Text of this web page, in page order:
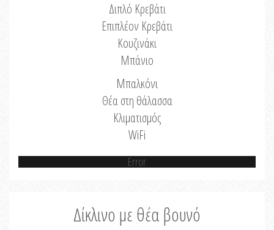
Διπλό Κρεβάτι
Επιπλέον Κρεβάτι
Κουζινάκι
Μπάνιο
Μπαλκόνι
Θέα στη θάλασσα
Κλιματισμός
WiFi
Error
Δίκλινο με θέα βουνό